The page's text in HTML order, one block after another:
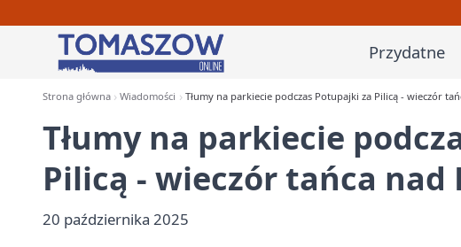
Przydatne
Strona główna Wiadomości Tłumy na parkiecie podczas Potupajki za Pilicą - wieczór
Tłumy na parkiecie
Pilicą - wieczór tańca nad
20 października 2025